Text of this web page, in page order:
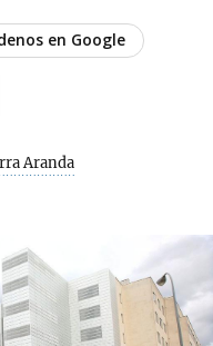
Aranda
en Google